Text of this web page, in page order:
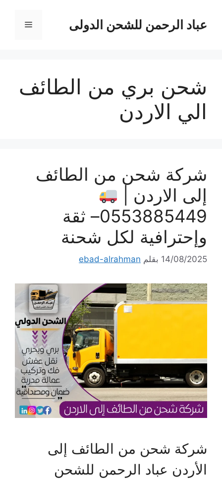
المحتوىعباد الرحمن للشحن الدولى القائمة
شحن بري من الطائف
الي الاردن
شركة شحن من الطائف
إلى الاردن |
0553885449– ثقة
وإحترافية لكل شحنة
14/08/2025 بقلم ebad-alrahman
شركة شحن من الطائف إلى
الأردن عباد الرحمن للشحن